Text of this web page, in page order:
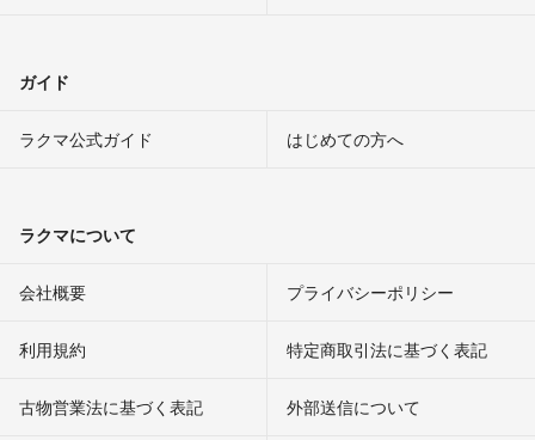
ガイド
ラクマ公式ガイド はじめての方へ
ラクマについて
会社概要 プライバシーポリシー
利用規約 特定商取引法に基づく表記
古物営業法に基づく表記 外部送信について